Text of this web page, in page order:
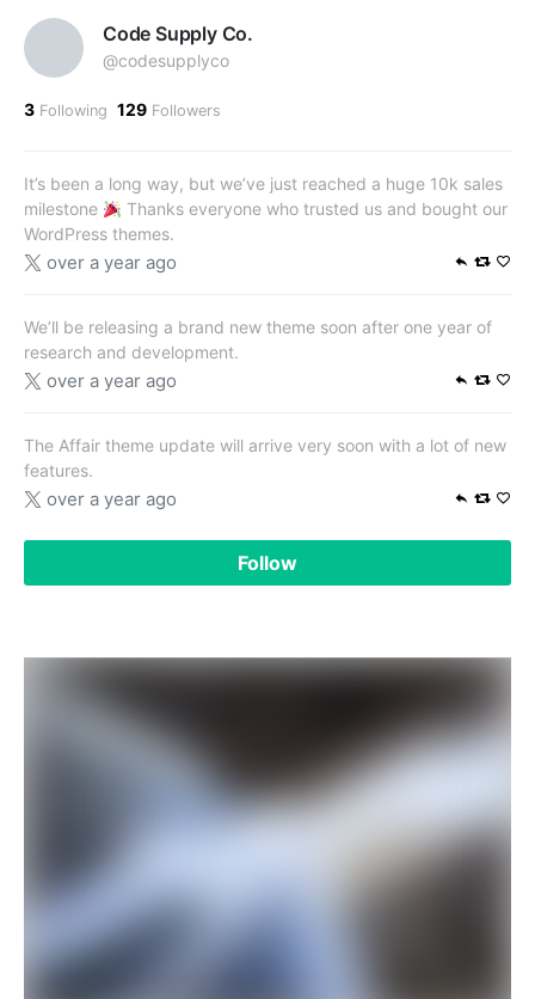
Code Supply Co.
@codesupplyco
3 Following 129 Followers
It’s been a long way, but we’ve just reached a huge 10k sales
milestone
Thanks everyone who trusted us and bought our
WordPress themes.
over a year ago
We’ll be releasing a brand new theme soon after one year of
research and development.
over a year ago
The Affair theme update will arrive very soon with a lot of new
features.
over a year ago
Follow